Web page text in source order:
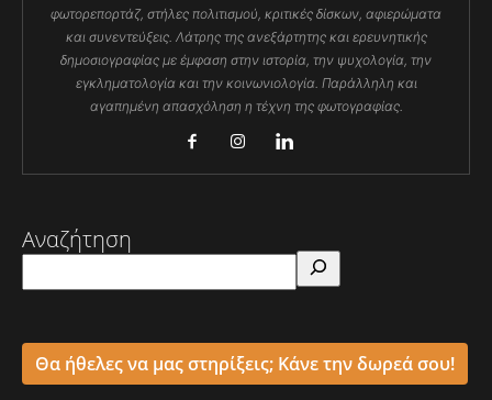
φωτορεπορτάζ, στήλες πολιτισμού, κριτικές δίσκων, αφιερώματα
και συνεντεύξεις. Λάτρης της ανεξάρτητης και ερευνητικής
δημοσιογραφίας με έμφαση στην ιστορία, την ψυχολογία, την
εγκληματολογία και την κοινωνιολογία. Παράλληλη και
αγαπημένη απασχόληση η τέχνη της φωτογραφίας.
Αναζήτηση
Θα ήθελες να μας στηρίξεις; Κάνε την δωρεά σου!